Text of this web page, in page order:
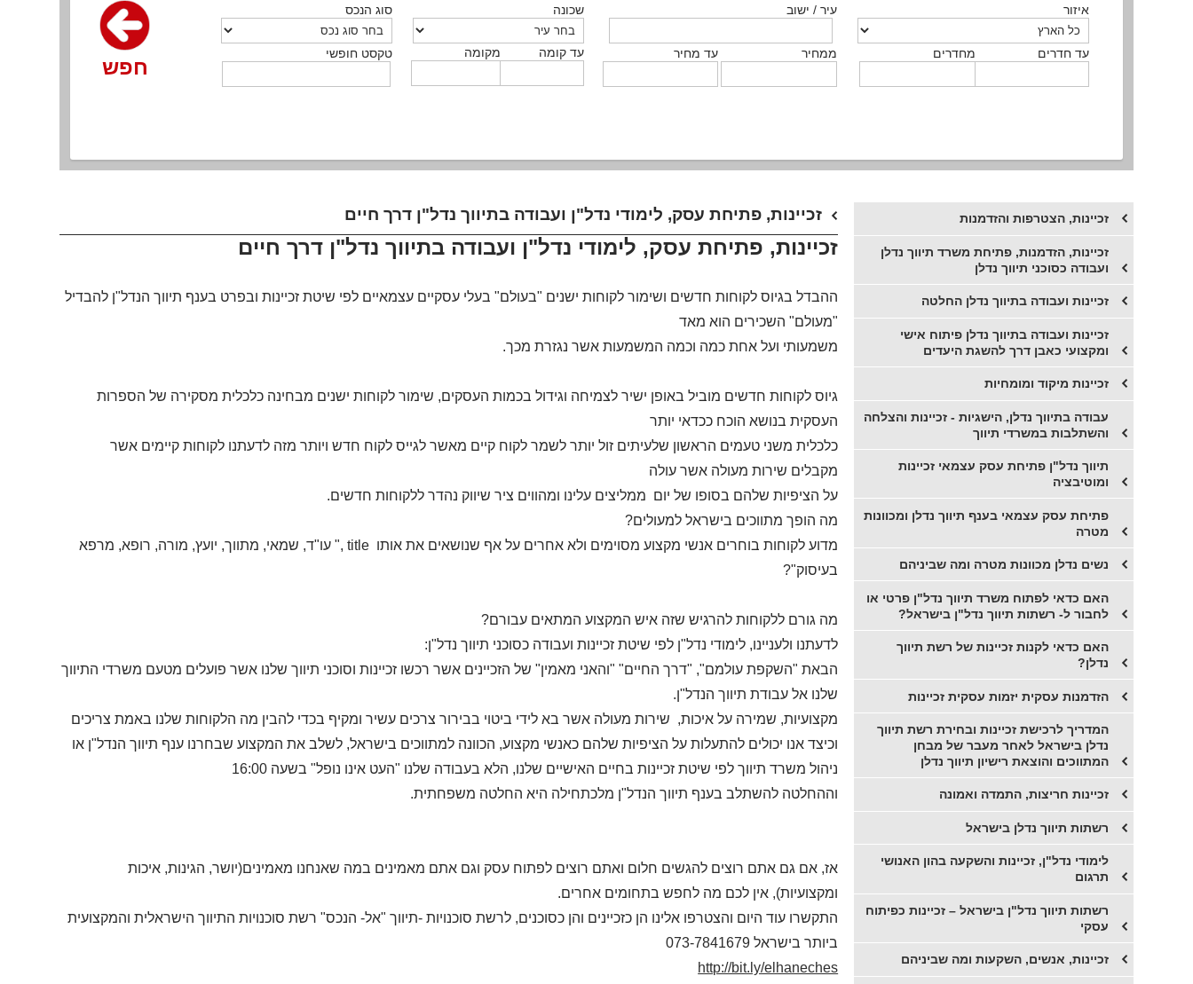
איזור
מחדרים עד חדרים
עיר / ישוב
ממחיר עד מחיר
שכונה
מקומה עד קומה
סוג הנכס
טקסט חופשי
חפש
איזור
מחדרים עד חדרים
עיר / ישוב
ממחיר עד מחיר
שכונה
מקומה עד קומה
סוג הנכס
טקסט חופשי
חפש
איזור
מחדרים עד חדרים
עיר / ישוב
ממחיר עד מחיר
שכונה
מקומה עד קומה
סוג הנכס
טקסט חופשי
חפש
איזור
סוג הנכס
עיר / ישוב
ממחיר עד מחיר
שכונה
מקומה עד קומה
סוג עסקה
טקסט חופשי
חפש
סוג הנכס ממחיר מקומה
חפש
איזור
מחדרים עד חדרים
עיר / ישוב
מקומה עד קומה
שכונה
טקסט חופשי
סוג הנכס
חפש
איזור
סוג הנכס
עיר / ישוב
ממחיר עד מחיר
שכונה
מקומה עד קומה
טקסט חופשי
חפש
זכיינות, פתיחת עסק, לימודי נדל"ן ועבודה בתיווך נדל"ן דרך חיים
זכיינות, פתיחת עסק, לימודי נדל"ן ועבודה בתיווך נדל"ן דרך חיים
ההבדל בגיוס לקוחות חדשים ושימור לקוחות ישנים "בעולם" בעלי עסקיים עצמאיים לפי שיטת זכיינות ובפרט בענף תיווך הנדל"ן להבדיל
"מעולם" השכירים הוא מאד
משמעותי ועל אחת כמה וכמה המשמעות אשר נגזרת מכך.
גיוס לקוחות חדשים מוביל באופן ישיר לצמיחה וגידול בכמות העסקים, שימור לקוחות ישנים מבחינה כלכלית מסקירה של הספרות
העסקית בנושא הוכח ככדאי יותר
כלכלית משני טעמים הראשון שלעיתים זול יותר לשמר לקוח קיים מאשר לגייס לקוח חדש ויותר מזה לדעתנו לקוחות קיימים אשר
מקבלים שירות מעולה אשר עולה
על הציפיות שלהם בסופו של יום ממליצים עלינו ומהווים ציר שיווק נהדר ללקוחות חדשים.
מה הופך מתווכים בישראל למעולים?
מדוע לקוחות בוחרים אנשי מקצוע מסוימים ולא אחרים על אף שנושאים את אותו title," עו"ד, שמאי, מתווך, יועץ, מורה, רופא, מרפא
בעיסוק"?
מה גורם ללקוחות להרגיש שזה איש המקצוע המתאים עבורם?
לדעתנו ולעניינו, לימודי נדל"ן לפי שיטת זכיינות ועבודה כסוכני תיווך נדל"ן:
הבאת "השקפת עולמם", "דרך החיים" "והאני מאמין" של הזכיינים אשר רכשו זכיינות וסוכני תיווך שלנו אשר פועלים מטעם משרדי התיווך
שלנו אל עבודת תיווך הנדל"ן.
מקצועיות, שמירה על איכות, שירות מעולה אשר בא לידי ביטוי בבירור צרכים עשיר ומקיף בכדי להבין מה הלקוחות שלנו באמת צריכים
וכיצד אנו יכולים להתעלות על הציפיות שלהם כאנשי מקצוע, הכוונה למתווכים בישראל, לשלב את המקצוע שבחרנו ענף תיווך הנדל"ן או
ניהול משרד תיווך לפי שיטת זכיינות בחיים האישיים שלנו, הלא בעבודה שלנו "העט אינו נופל" בשעה 16:00
וההחלטה להשתלב בענף תיווך הנדל"ן מלכתחילה היא החלטה משפחתית.
אז, אם גם אתם רוצים להגשים חלום ואתם רוצים לפתוח עסק וגם אתם מאמינים במה שאנחנו מאמינים(יושר, הגינות, איכות
ומקצועיות), אין לכם מה לחפש בתחומים אחרים.
התקשרו עוד היום והצטרפו אלינו הן כזכיינים והן כסוכנים, לרשת סוכנויות -תיווך "אל- הנכס" רשת סוכנויות התיווך הישראלית והמקצועית
ביותר בישראל 073-7841679
http://bit.ly/elhaneches
זכיינות, הצטרפות והזדמנות
זכיינות, הזדמנות, פתיחת משרד תיווך נדלן
ועבודה כסוכני תיווך נדלן
זכיינות ועבודה בתיווך נדלן החלטה
זכיינות ועבודה בתיווך נדלן פיתוח אישי
ומקצועי כאבן דרך להשגת היעדים
זכיינות מיקוד ומומחיות
עבודה בתיווך נדלן, הישגיות - זכיינות והצלחה
והשתלבות במשרדי תיווך
תיווך נדל"ן פתיחת עסק עצמאי זכיינות
ומוטיבציה
פתיחת עסק עצמאי בענף תיווך נדלן ומכוונות
מטרה
נשים נדלן מכוונות מטרה ומה שביניהם
האם כדאי לפתוח משרד תיווך נדל"ן פרטי או
לחבור ל- רשתות תיווך נדל"ן בישראל?
האם כדאי לקנות זכיינות של רשת תיווך
נדלן?
הזדמנות עסקית יזמות עסקית זכיינות
המדריך לרכישת זכיינות ובחירת רשת תיווך
נדלן בישראל לאחר מעבר של מבחן
המתווכים והוצאת רישיון תיווך נדלן
זכיינות חריצות, התמדה ואמונה
רשתות תיווך נדלן בישראל
לימודי נדל"ן, זכיינות והשקעה בהון האנושי
תרגום
רשתות תיווך נדל"ן בישראל – זכיינות כפיתוח
עסקי
זכיינות, אנשים, השקעות ומה שביניהם